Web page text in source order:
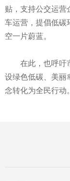
贴，支持公交运营
车运营，提倡低碳
空一片蔚蓝。
在此，也呼吁市
设绿色低碳、美丽
念转化为全民行动。